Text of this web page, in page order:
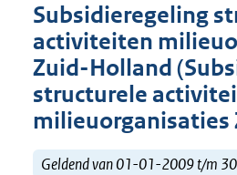
Subsidieregeling
activiteiten
Zuid-Holland
structurele
milieuorganisaties
Geldend van 01-01-2009 t/m